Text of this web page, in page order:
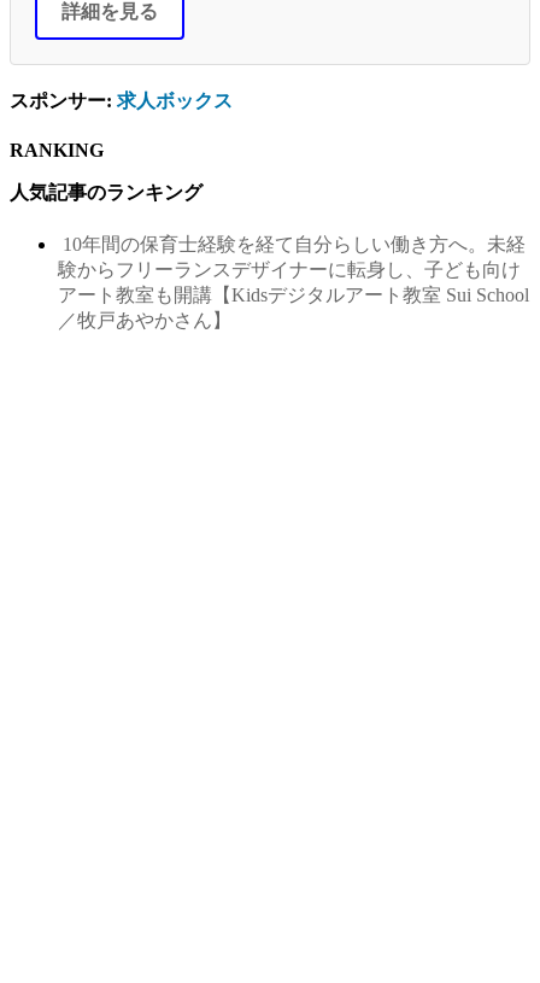
詳細を見る
スポンサー: 求人ボックス
RANKING
人気記事のランキング
10年間の保育士経験を経て自分らしい働き方へ。未経
験からフリーランスデザイナーに転身し、子ども向け
アート教室も開講【Kidsデジタルアート教室 Sui School
／牧戸あやかさん】